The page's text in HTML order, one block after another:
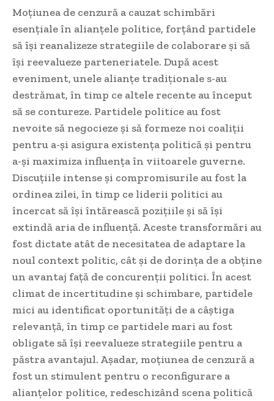
Moțiunea de cenzură a cauzat schimbări
esențiale în alianțele politice, forțând partidele
să își reanalizeze strategiile de colaborare și să
își reevalueze parteneriatele. După acest
eveniment, unele alianțe tradiționale s-au
destrămat, în timp ce altele recente au început
să se contureze. Partidele politice au fost
nevoite să negocieze și să formeze noi coaliții
pentru a-și asigura existența politică și pentru
a-și maximiza influența în viitoarele guverne.
Discuțiile intense și compromisurile au fost la
ordinea zilei, în timp ce liderii politici au
încercat să își întărească pozițiile și să își
extindă aria de influență. Aceste transformări au
fost dictate atât de necesitatea de adaptare la
noul context politic, cât și de dorința de a obține
un avantaj față de concurenții politici. În acest
climat de incertitudine și schimbare, partidele
mici au identificat oportunități de a câștiga
relevanță, în timp ce partidele mari au fost
obligate să își reevalueze strategiile pentru a
păstra avantajul. Așadar, moțiunea de cenzură a
fost un stimulent pentru o reconfigurare a
alianțelor politice, redeschizând scena politică